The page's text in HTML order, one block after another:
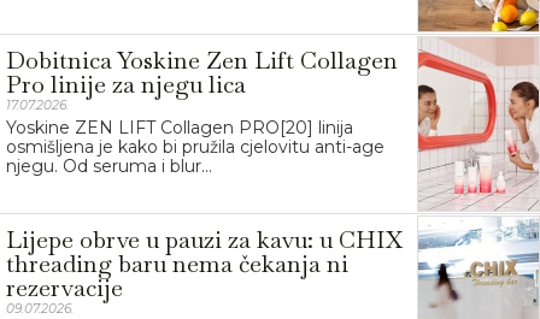
Dobitnica Yoskine Zen Lift Collagen
Pro linije za njegu lica
17.07.2026.
Yoskine ZEN LIFT Collagen PRO[20] linija
osmišljena je kako bi pružila cjelovitu anti-age
njegu. Od seruma i blur...
Lijepe obrve u pauzi za kavu: u CHIX
threading baru nema čekanja ni
rezervacije
09.07.2026.